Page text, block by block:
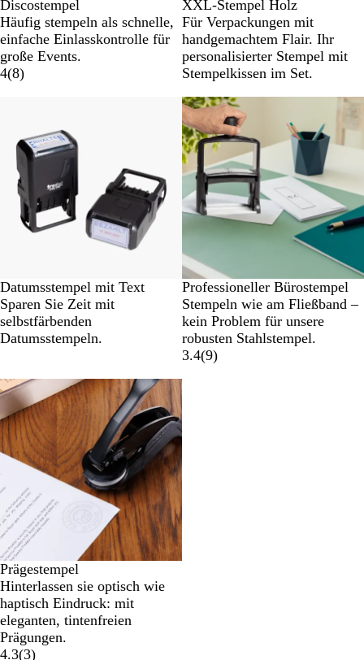
Discostempel
Häufig stempeln als schnelle,
einfache Einlasskontrolle für
große Events.
4(8)
XXL-Stempel Holz
Für Verpackungen mit
handgemachtem Flair. Ihr
personalisierter Stempel mit
Stempelkissen im Set.
Datumsstempel mit Text
Sparen Sie Zeit mit
selbstfärbenden
Datumsstempeln.
Professioneller Bürostempel
Stempeln wie am Fließband –
kein Problem für unsere
robusten Stahlstempel.
3.4(9)
Prägestempel
Hinterlassen sie optisch wie
haptisch Eindruck: mit
eleganten, tintenfreien
Prägungen.
4.3(3)